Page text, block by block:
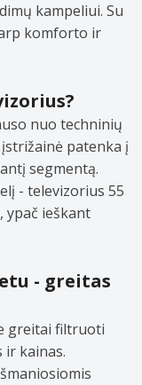
kampeliui. Su
komforto ir
nuo techninių
patenka į
segmentą.
- televizorius 55
ypač ieškant
- greitas
greitai filtruoti
ir kainas.